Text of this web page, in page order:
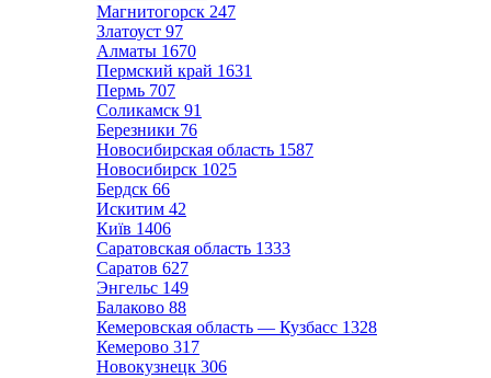
Магнитогорск 247
Златоуст 97
Алматы 1670
Пермский край 1631
Пермь 707
Соликамск 91
Березники 76
Новосибирская область 1587
Новосибирск 1025
Бердск 66
Искитим 42
Київ 1406
Саратовская область 1333
Саратов 627
Энгельс 149
Балаково 88
Кемеровская область — Кузбасс 1328
Кемерово 317
Новокузнецк 306